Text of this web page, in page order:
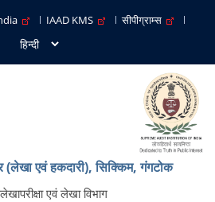
IAAD KMS सीपीग्राम्स
(लेखा एवं हकदारी), सिक्किम, गंगटोक
एवं लेखा विभाग